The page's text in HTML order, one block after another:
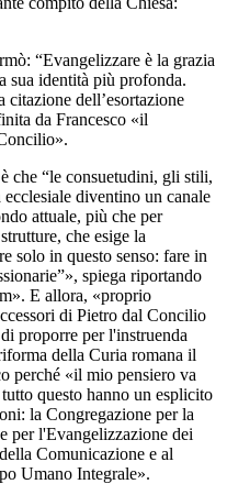
“Evangelizzare è la grazia
sua identità più profonda.
citazione dell’esortazione
da Francesco «il
che “le consuetudini, gli stili,
diventino un canale
attuale, più che per
che esige la
solo in questo senso: fare in
spiega riportando
E allora, «proprio
di Pietro dal Concilio
proporre per l'instruenda
della Curia romana il
perché «il mio pensiero va
questo hanno un esplicito
la Congregazione per la
per l'Evangelizzazione dei
Comunicazione e al
Umano Integrale».